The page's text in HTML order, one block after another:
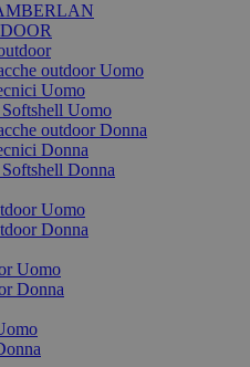
outdoor Uomo
Uomo
Uomo
outdoor Donna
Donna
Donna
Uomo
Donna
Uomo
Donna